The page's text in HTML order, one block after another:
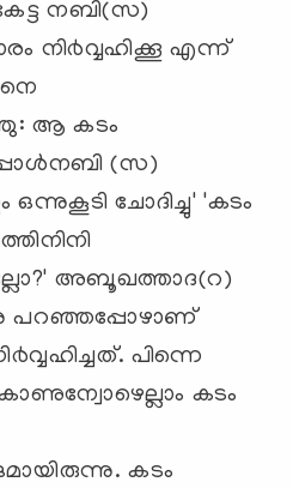
നബി(സ)
നി൪വ്വഹിക്കൂ എന്ന്
ആ കടം
(സ)
ഒന്നുകൂടി ചോദിച്ചു' 'കടം
അബൂഖത്താദ(റ)
പറഞ്ഞപ്പോഴാണ്
പിന്നെ
കടം
കടം